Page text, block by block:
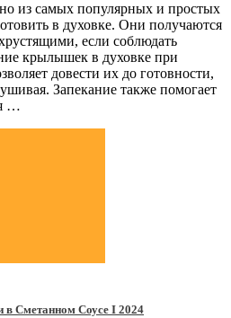
из самых популярных и простых
в духовке. Они получаются
если соблюдать
крылышек в духовке при
довести их до готовности,
Запекание также помогает
…
Сметанном Соусе Ι 2024